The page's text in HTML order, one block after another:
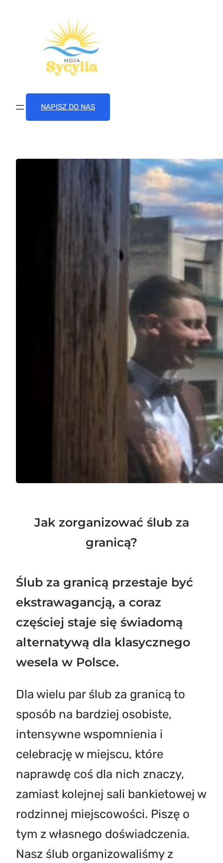
NAPISZ DO NAS
Jak zorganizować ślub za
granicą?
Ślub za granicą przestaje być
ekstrawagancją, a coraz
częściej staje się świadomą
alternatywą dla klasycznego
wesela w Polsce.
Dla wielu par ślub za granicą to
sposób na bardziej osobiste,
intensywne wspomnienia i
celebrację w miejscu, które
naprawdę coś dla nich znaczy,
zamiast kolejnej sali bankietowej w
rodzinnej miejscowości. Piszę o
tym z własnego doświadczenia.
Nasz ślub organizowaliśmy z